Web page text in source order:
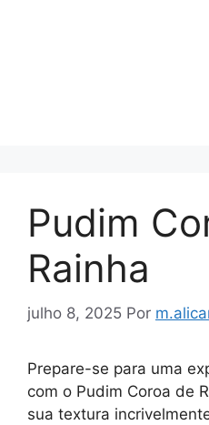
Pudim
Rainha
julho 8, 2025 Por
Prepare-se para uma
com o Pudim Coroa de
sua textura